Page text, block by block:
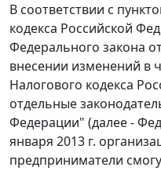
В соответствии с
кодекса Российской
Федерального закона
внесении изменений в
Налогового кодекса
отдельные
Федерации" (далее -
января 2013 г.
предприниматели